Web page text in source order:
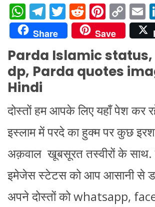
W
h
at
s
A
p
p
T
el
e
gr
a
T
w
itt
er
R
e
d
di
t
Pi
nt
er
e
st
C
o
p
y
Li
k
E
l
Share Save
Parda Islamic
dp, Parda quotes
Hindi
दोस्तों हम आपके लिए यहाँ पेश कर
इस्लाम में परदे का हुक्म पर कुछ
अक़वाल खूबसूरत तस्वीरों के साथ.
इमेजेस स्टेटस को आप आसानी से
अपने दोस्तों को whatsapp,